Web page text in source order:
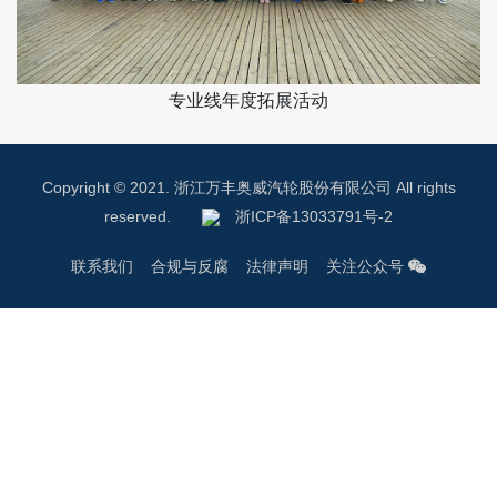
专业线年度拓展活动
Copyright © 2021. 浙江万丰奥威汽轮股份有限公司 All rights
reserved.
浙ICP备13033791号-2
联系我们 合规与反腐 法律声明 关注公众号